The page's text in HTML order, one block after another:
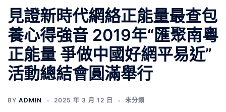
見證新時代網絡正能量最查包
養心得強音 2019年“匯聚南粵
正能量 爭做中國好網平易近”
活動總結會圓滿舉行
BY ADMIN 2025 年 3 月 12 日 未分類